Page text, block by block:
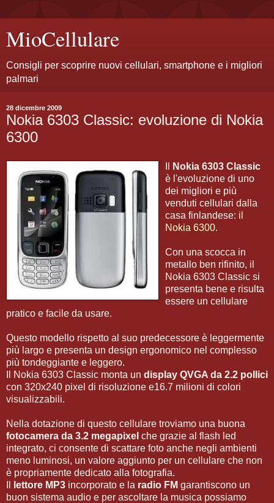
MioCellulare
Consigli per scoprire nuovi cellulari, smartphone e i migliori
palmari
28 dicembre 2009
Nokia 6303 Classic: evoluzione di Nokia
6300
Nokia 6303 Classic
è l'evoluzione di uno
dei migliori e più
venduti cellulari dalla
casa finlandese: il
Nokia 6300.
Con una scocca in
metallo ben rifinito, il
Nokia 6303 Classic si
presenta bene e risulta
essere un cellulare
pratico e facile da usare.
Questo modello rispetto al suo predecessore è leggermente
più largo e presenta un design ergonomico nel complesso
più tondeggiante e leggero.
Il Nokia 6303 Classic monta un display QVGA da 2.2 pollici
con 320x240 pixel di risoluzione e16.7 milioni di colori
visualizzabili.
Nella dotazione di questo cellulare troviamo una buona
fotocamera da 3.2 megapixel che grazie al flash led
integrato, ci consente di scattare foto anche negli ambienti
meno luminosi, un valore aggiunto per un cellulare che non
è propriamente dedicato alla fotografia.
lettore MP3 incorporato e la radio FM garantiscono un
buon sistema audio e per ascoltare la musica possiamo